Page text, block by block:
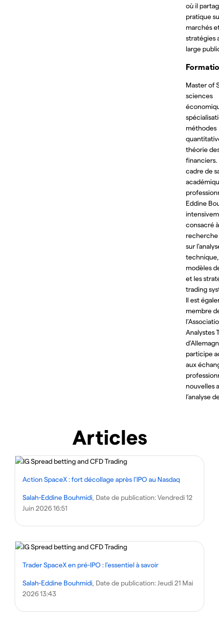
où il
pratique
marchés
stratégies
large
Master of
sciences
méthodes
théorie
financiers.
cadre de
Eddine
consacré
sur
modèles
et les
trading
Il est
membre
Analystes
participe
aux
nouvelles
l’analyse
Articles
Action SpaceX : fort décollage après l’IPO au Nasdaq
Salah-Eddine Bouhmidi , Date de publication:Vendredi 12
Juin 2026 16:51
Trader SpaceX en pré-IPO : l’essentiel à savoir
Salah-Eddine Bouhmidi , Date de publication: Jeudi 21 Mai
2026 13:43